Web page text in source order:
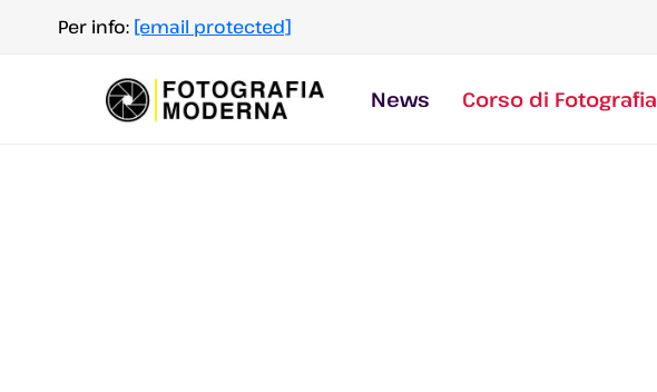
contenuto
Per info: [email protected]
News Corso di Fotografia